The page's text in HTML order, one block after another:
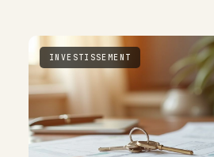
INVESTISSEMENT